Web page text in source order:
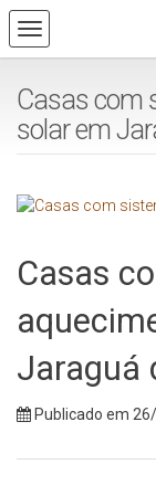
Casas com
solar em
Casas
Jaraguá
Publicado em